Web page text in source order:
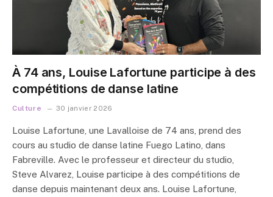
À 74 ans, Louise Lafortune participe à des
compétitions de danse latine
Culture 30 janvier 2026
Louise Lafortune, une Lavalloise de 74 ans, prend des
cours au studio de danse latine Fuego Latino, dans
Fabreville. Avec le professeur et directeur du studio,
Steve Alvarez, Louise participe à des compétitions de
danse depuis maintenant deux ans. Louise Lafortune,